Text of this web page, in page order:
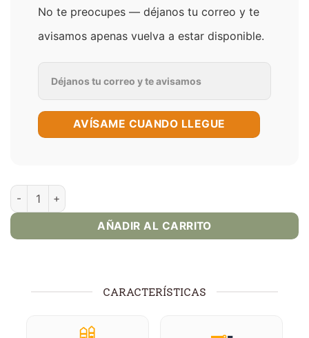
No te preocupes — déjanos tu correo y te
avisamos apenas vuelva a estar disponible.
AVÍSAME CUANDO LLEGUE
Strawberry Peach Ice | King Crest - E-Juice 120ml cantidad
AÑADIR AL CARRITO
CARACTERÍSTICAS